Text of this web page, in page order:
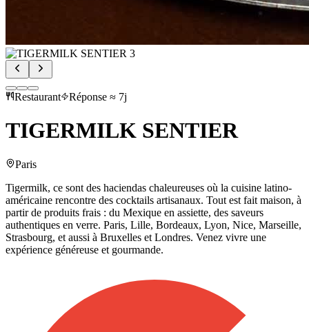
Restaurant Réponse ≈ 7j
TIGERMILK SENTIER
Paris
Tigermilk, ce sont des haciendas chaleureuses où la cuisine latino-
américaine rencontre des cocktails artisanaux. Tout est fait maison, à
partir de produits frais : du Mexique en assiette, des saveurs
authentiques en verre. Paris, Lille, Bordeaux, Lyon, Nice, Marseille,
Strasbourg, et aussi à Bruxelles et Londres. Venez vivre une
expérience généreuse et gourmande.